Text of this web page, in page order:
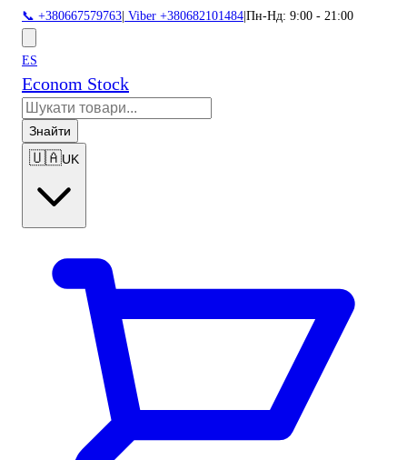
📞 +380667579763 Viber +380682101484 Пн-Нд: 9:00 - 21:00
ES
Econom Stock
Знайти
🇺🇦UK